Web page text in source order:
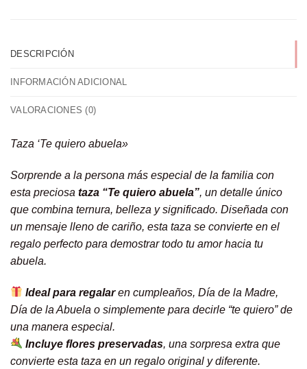
DESCRIPCIÓN
INFORMACIÓN ADICIONAL
VALORACIONES (0)
Taza ‘Te quiero abuela»
Sorprende a la persona más especial de la familia con
esta preciosa taza “Te quiero abuela”, un detalle único
que combina ternura, belleza y significado. Diseñada con
un mensaje lleno de cariño, esta taza se convierte en el
regalo perfecto para demostrar todo tu amor hacia tu
abuela.
Ideal para regalaren cumpleaños, Día de la Madre,
Día de la Abuela o simplemente para decirle “te quiero” de
una manera especial.
Incluye flores preservadas, una sorpresa extra que
convierte esta taza en un regalo original y diferente.